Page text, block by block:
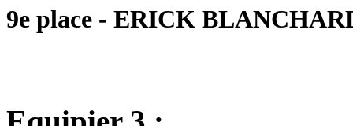
9e place - ERICK